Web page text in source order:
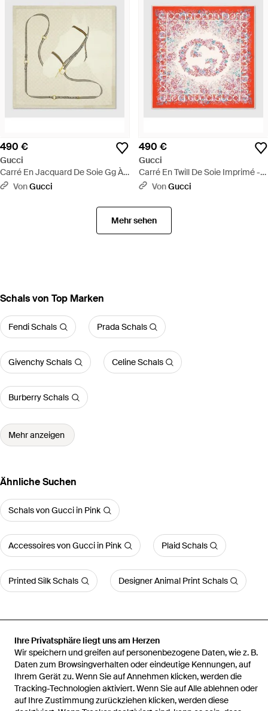
Ihre Privatsphäre liegt uns am Herzen
Wir speichern und greifen auf personenbezogene Daten, wie z. B.
Daten zum Browsingverhalten oder eindeutige Kennungen, auf
Ihrem Gerät zu. Wenn Sie auf Annehmen klicken, werden die
Tracking-Technologien aktiviert. Wenn Sie auf Alle ablehnen oder
auf Ihre Zustimmung zurückziehen klicken, werden diese
490 €
Gucci
Carré En Jacquard De Soie Gg À
Imprimé - Natur
VonGucci
490 €
Gucci
Carré En Twill De Soie Imprimé -
RotVonGucci
Mehr sehen
Schals von Top Marken
Fendi Schals Prada Schals
Givenchy Schals Celine Schals
Burberry Schals
Mehr anzeigen
Ähnliche Suchen
Schals von Gucci in Pink
Accessoires von Gucci in Pink Plaid Schals
Printed Silk Schals Designer Animal Print Schals
Startseite Damen Schals Gucci Schals
Vierecktuch Aus
Seidentwill Mit Gg Print